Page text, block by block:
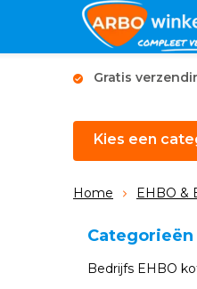
Gratis
Kies een
Home EHBO &
Categorieën
Bedrijfs EHBO